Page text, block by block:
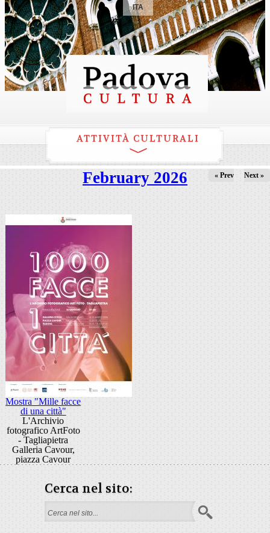
ITA
ATTIVITÀ CULTURALI
February 2026 « Prev Next »
Mostra "Mille facce
di una città"
L'Archivio
fotografico ArtFoto
- Tagliapietra
Galleria Cavour,
piazza Cavour
Cerca nel sito:
Search form